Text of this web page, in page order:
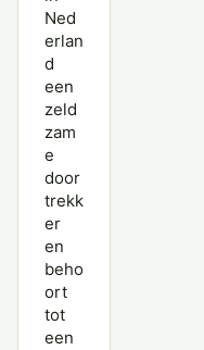
Ned
erlan
d
een
zeld
zam
e
door
trekk
er
en
beho
ort
tot
een